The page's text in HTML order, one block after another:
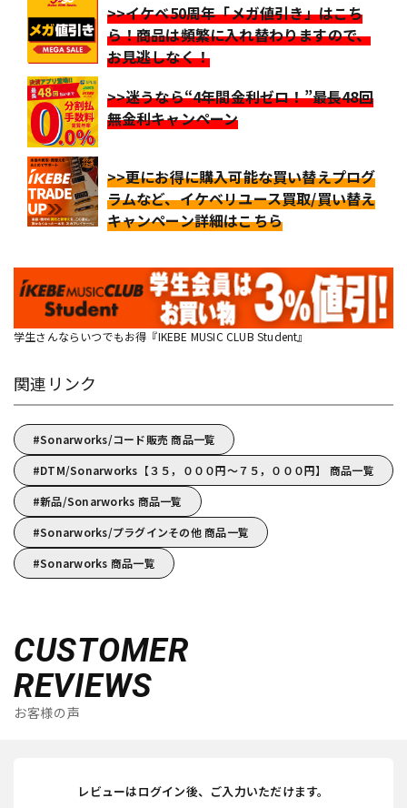
>>イケベ50周年「メガ値引き」はこち
ら！商品は頻繁に入れ替わりますので、
お見逃しなく！
>>迷うなら“4年間金利ゼロ！”最長48回
無金利キャンペーン
>>更にお得に購入可能な買い替えプログ
ラムなど、イケベリユース買取/買い替え
キャンペーン詳細はこちら
学生さんならいつでもお得『IKEBE MUSIC CLUB Student』
関連リンク
Sonarworks/コード販売 商品一覧
DTM/Sonarworks【３５，０００円～７５，０００円】 商品一覧
新品/Sonarworks 商品一覧
Sonarworks/プラグインその他 商品一覧
Sonarworks 商品一覧
CUSTOMER
REVIEWS
お客様の声
レビューはログイン後、ご入力いただけます。